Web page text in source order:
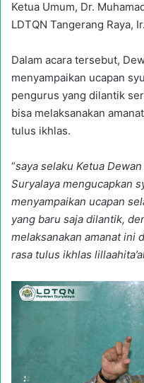
Ketua Umum, Dr.
LDTQN Tangerang Raya,
Dalam acara tersebut,
menyampaikan ucapan
pengurus yang dilantik
bisa melaksanakan
tulus ikhlas.
“saya selaku Ketua
Suryalaya mengucapkan
menyampaikan ucapan
yang baru saja dilantik,
melaksanakan amanat ini
rasa tulus ikhlas